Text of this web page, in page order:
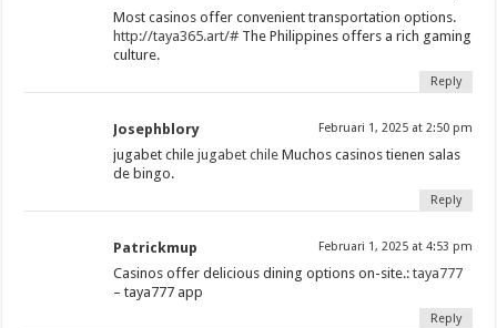
Most casinos offer convenient transportation options.
http://taya365.art/# The Philippines offers a rich gaming
culture.
Reply
Josephblory Februari 1, 2025 at 2:50 pm
jugabet chilejugabet chile Muchos casinos tienen salas
de bingo.
Reply
Patrickmup Februari 1, 2025 at 4:53 pm
Casinos offer delicious dining options on-site.:taya777
– taya777 app
Reply